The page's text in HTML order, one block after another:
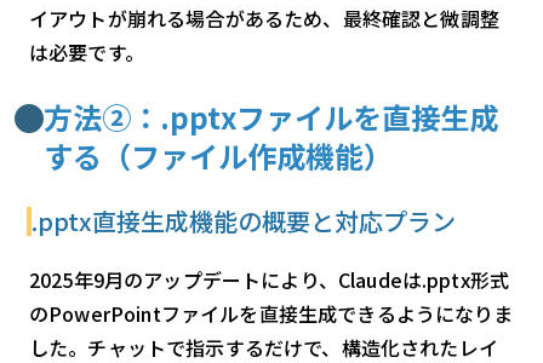
イアウトが崩れる場合があるため、最終確認と微調整
は必要です。
方法②：.pptxファイルを直接生成
する（ファイル作成機能）
.pptx直接生成機能の概要と対応プラン
2025年9月のアップデートにより、Claudeは.pptx形式
のPowerPointファイルを直接生成できるようになりま
した。チャットで指示するだけで、構造化されたレイ